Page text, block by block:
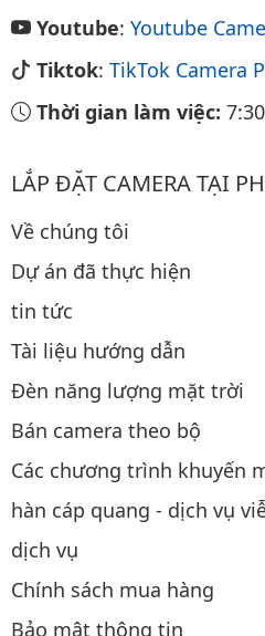
Youtube: Youtube
Tiktok: TikTok Camera
Thời gian làm việc: 7:30
LẮP ĐẶT CAMERA TẠI
Về chúng tôi
Dự án đã thực hiện
tin tức
Tài liệu hướng dẫn
Đèn năng lượng mặt trời
Bán camera theo bộ
Các chương trình khuyến
hàn cáp quang - dịch vụ
dịch vụ
Chính sách mua hàng
Bảo mật thông tin